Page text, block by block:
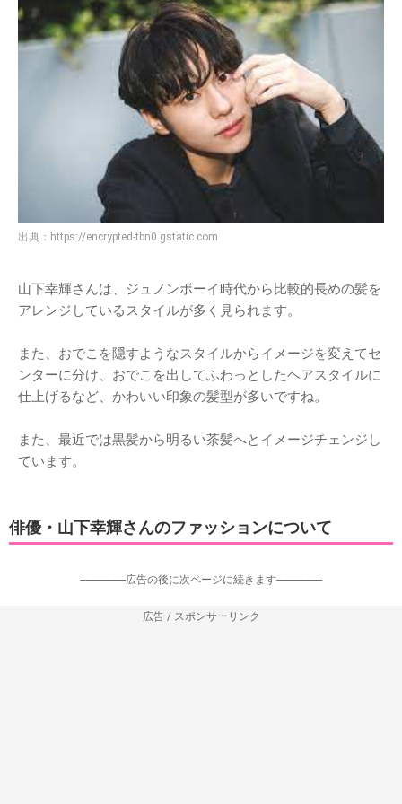
出典： https://encrypted-tbn0.gstatic.com
山下幸輝さんは、ジュノンボーイ時代から比較的長めの髪を
アレンジしているスタイルが多く見られます。
また、おでこを隠すようなスタイルからイメージを変えてセ
ンターに分け、おでこを出してふわっとしたヘアスタイルに
仕上げるなど、かわいい印象の髪型が多いですね。
また、最近では黒髪から明るい茶髪へとイメージチェンジし
ています。
俳優・山下幸輝さんのファッションについて
-----------------広告の後に次ページに続きます-----------------
広告 / スポンサーリンク